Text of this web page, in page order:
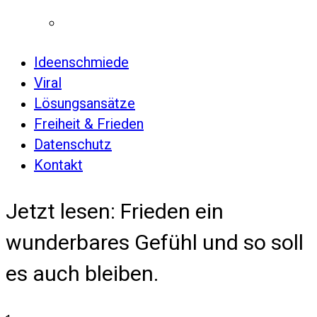
Ideenschmiede
Viral
Lösungsansätze
Freiheit & Frieden
Datenschutz
Kontakt
Jetzt lesen: Frieden ein
wunderbares Gefühl und so soll
es auch bleiben.